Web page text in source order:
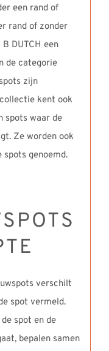
een rand of
rand of zonder
DUTCH een
de categorie
zijn
kent ook
spots waar de
Ze worden ook
genoemd.
verschilt
spot vermeld.
spot en de
bepalen samen